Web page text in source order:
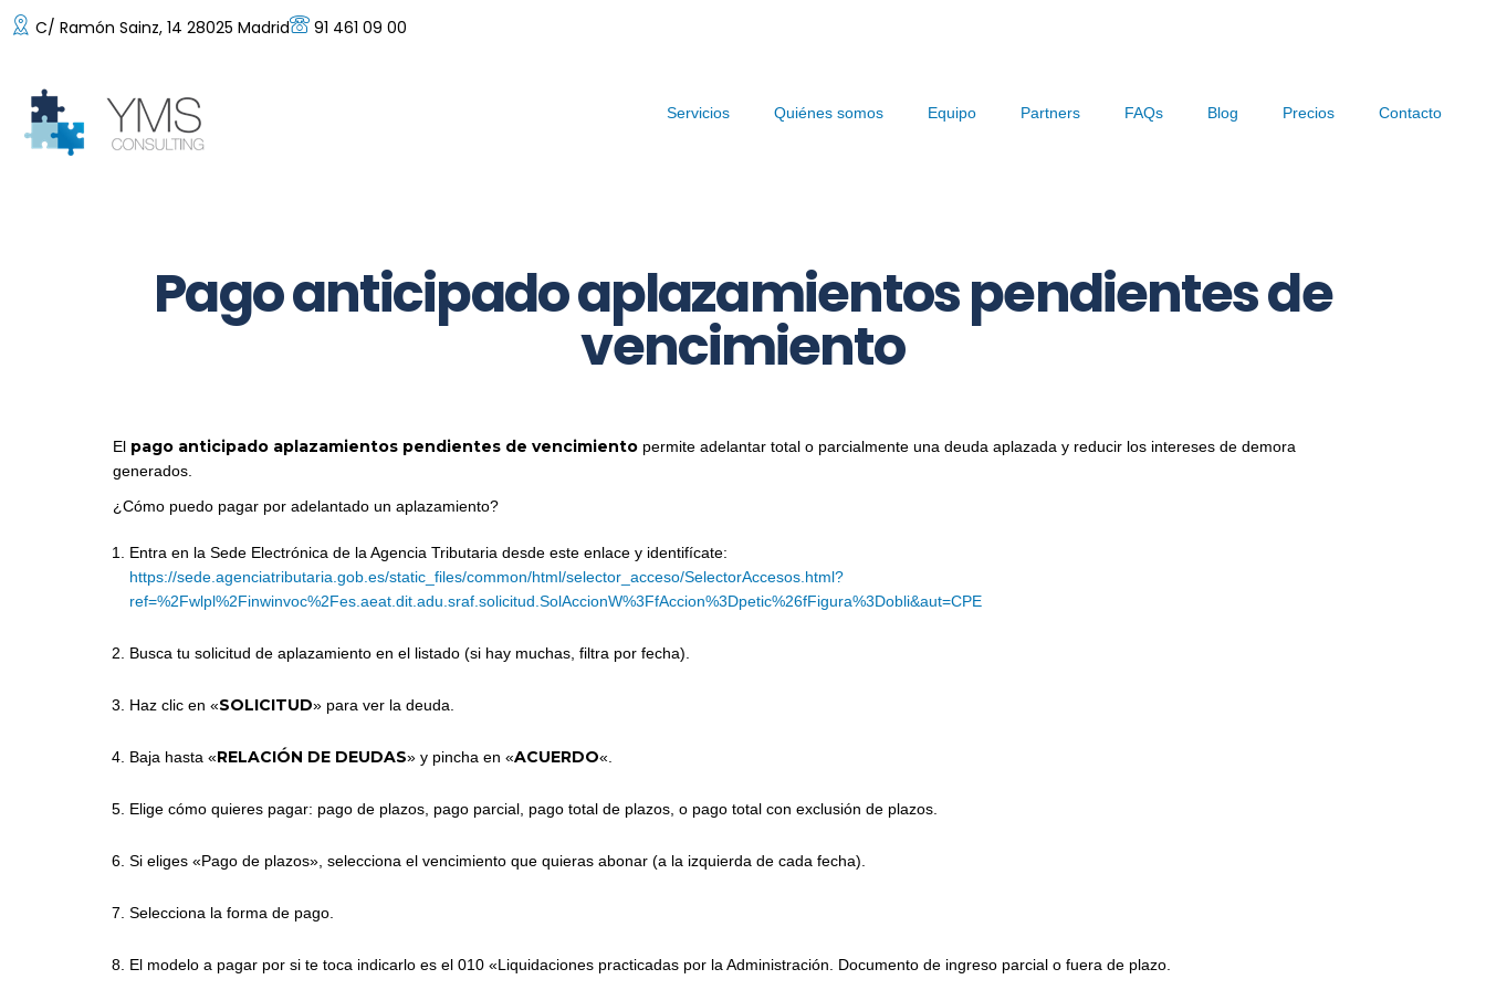
C/ Ramón Sainz, 14 28025 Madrid 91 461 09 00
Servicios Quiénes somos Equipo Partners FAQs Blog Precios Contacto
Pago anticipado aplazamientos pendientes de
vencimiento
El pago anticipado aplazamientos pendientes de vencimiento permite adelantar total o parcialmente una deuda aplazada y reducir los intereses de demora
generados.
¿Cómo puedo pagar por adelantado un aplazamiento?
Entra en la Sede Electrónica de la Agencia Tributaria desde este enlace y identifícate:
https://sede.agenciatributaria.gob.es/static_files/common/html/selector_acceso/SelectorAccesos.html?
ref=%2Fwlpl%2Finwinvoc%2Fes.aeat.dit.adu.sraf.solicitud.SolAccionW%3FfAccion%3Dpetic%26fFigura%3Dobli&aut=CPE
Busca tu solicitud de aplazamiento en el listado (si hay muchas, filtra por fecha).
Haz clic en «SOLICITUD» para ver la deuda.
Baja hasta «RELACIÓN DE DEUDAS» y pincha en «ACUERDO«.
Elige cómo quieres pagar: pago de plazos, pago parcial, pago total de plazos, o pago total con exclusión de plazos.
Si eliges «Pago de plazos», selecciona el vencimiento que quieras abonar (a la izquierda de cada fecha).
Selecciona la forma de pago.
El modelo a pagar por si te toca indicarlo es el 010 «Liquidaciones practicadas por la Administración. Documento de ingreso parcial o fuera de plazo.